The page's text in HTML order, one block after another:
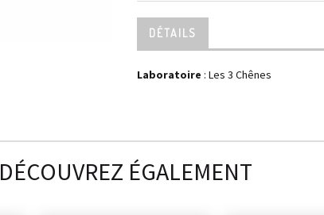
DÉTAILS
Laboratoire : Les 3 Chênes
DÉCOUVREZ ÉGALEMENT